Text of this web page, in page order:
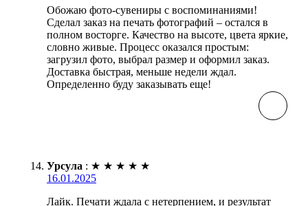
Обожаю фото-сувениры с воспоминаниями!
Сделал заказ на печать фотографий – остался в
полном восторге. Качество на высоте, цвета яркие,
словно живые. Процесс оказался простым:
загрузил фото, выбрал размер и оформил заказ.
Доставка быстрая, меньше недели ждал.
Определенно буду заказывать еще!
Урсула : ★ ★ ★ ★ ★
16.01.2025
Лайк. Печати ждала с нетерпением, и результат